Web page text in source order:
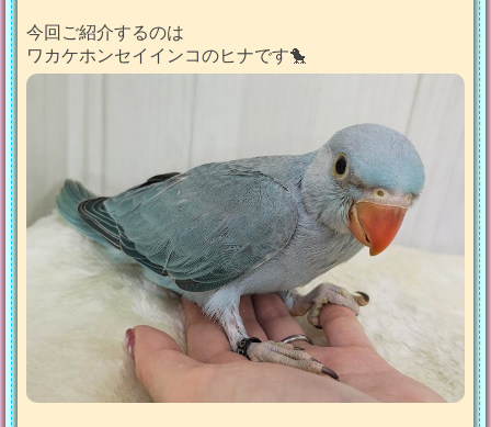
今回ご紹介するのは
ワカケホンセイインコのヒナです🐤